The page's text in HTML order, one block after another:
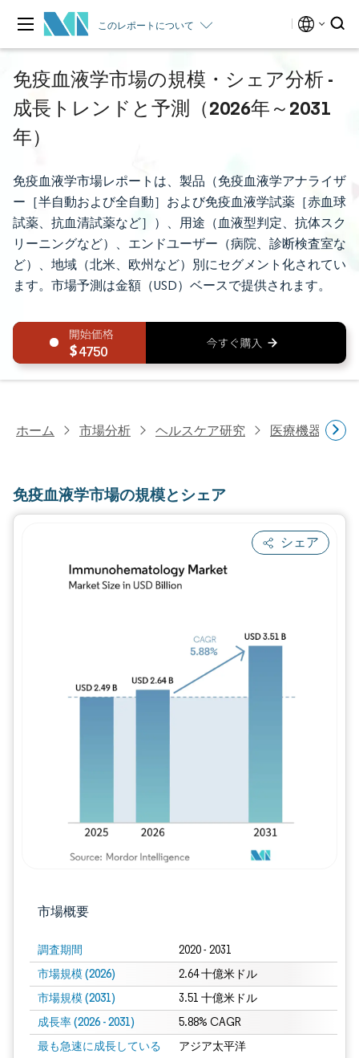
このレポートについて
免疫血液学市場の規模・シェア分析 -
成長トレンドと予測（2026年～2031
年）
免疫血液学市場レポートは、製品（免疫血液学アナライザ
ー［半自動および全自動］および免疫血液学試薬［赤血球
試薬、抗血清試薬など］）、用途（血液型判定、抗体スク
リーニングなど）、エンドユーザー（病院、診断検査室な
ど）、地域（北米、欧州など）別にセグメント化されてい
ます。市場予測は金額（USD）ベースで提供されます。
4750
ホーム 市場分析 ヘルスケア研究 医療機器研究
免疫血液学市場の規模とシェア
シェア
市場概要
調査期間 2020 - 2031
市場規模 (2026) 2.64 十億米ドル
市場規模 (2031) 3.51 十億米ドル
成長率 (2026 - 2031) 5.88% CAGR
最も急速に成長している
アジア太平洋